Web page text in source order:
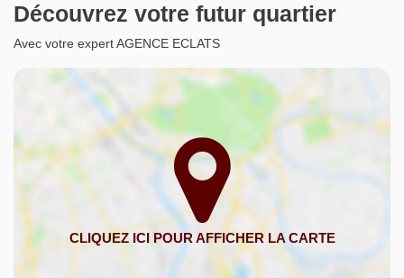
Découvrez votre futur quartier
Avec votre expert AGENCE ECLATS